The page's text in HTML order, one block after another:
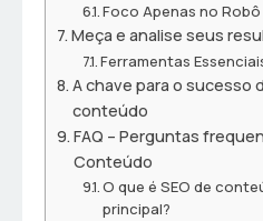
Foco Apenas no
Meça e analise seus
Ferramentas
A chave para o sucesso
conteúdo
FAQ – Perguntas
Conteúdo
O que é SEO de
principal?